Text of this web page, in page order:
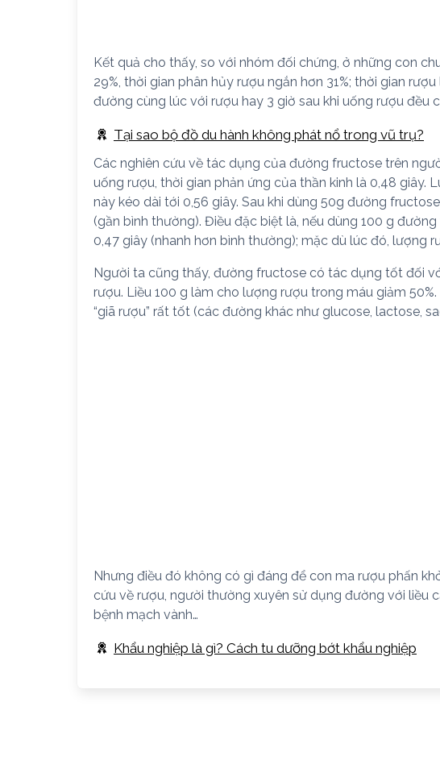
Kết quả cho thấy, so với nhóm đối chứng, ở những con
29%, thời gian phân hủy rượu ngắn hơn 31%; thời gian
đường cùng lúc với rượu hay 3 giờ sau khi uống rượu đều
Tại sao bộ đồ du hành không phát nổ trong vũ trụ?
Các nghiên cứu về tác dụng của đường fructose trên
uống rượu, thời gian phản ứng của thần kinh là 0,48 giây.
này kéo dài tới 0,56 giây. Sau khi dùng 50g đường
(gần bình thường). Điều đặc biệt là, nếu dùng 100 g
0,47 giây (nhanh hơn bình thường); mặc dù lúc đó, lượng
Người ta cũng thấy, đường fructose có tác dụng tốt đối
rượu. Liều 100 g làm cho lượng rượu trong máu giảm
“giã rượu” rất tốt (các đường khác như glucose, lactose,
Nhưng điều đó không có gì đáng để con ma rượu phấn
cứu về rượu, người thường xuyên sử dụng đường với liều
bệnh mạch vành…
Khẩu nghiệp là gì? Cách tu dưỡng bớt khẩu nghiệp